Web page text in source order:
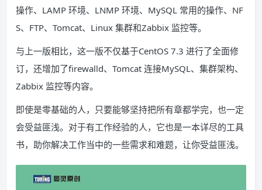
操作、LAMP 环境、LNMP 环境、MySQL 常用的操作、NF
S、FTP、Tomcat、Linux 集群和Zabbix 监控等。
与上一版相比，这一版不仅基于CentOS 7.3 进行了全面修
订，还增加了firewalld、Tomcat 连接MySQL、集群架构、
Zabbix 监控等内容。
即使是零基础的人，只要能够坚持把所有章都学完，也一定
会受益匪浅。对于有工作经验的人，它也是一本详尽的工具
书，助你解决工作当中的一些需求和难题，让你受益匪浅。